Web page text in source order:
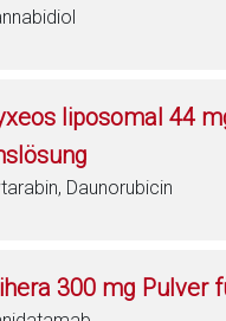
liposomal 44
Daunorubicin
300 mg Pulver